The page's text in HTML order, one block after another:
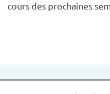
cours des prochaines